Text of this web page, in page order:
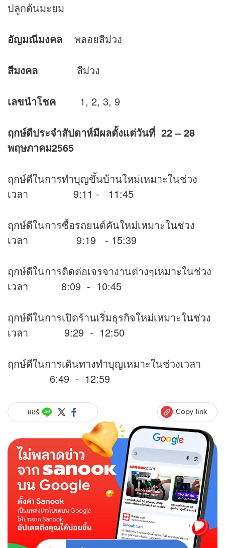
ปลูกต้นมะยม
อัญมณีมงคล พลอยสีม่วง
สีมงคล สีม่วง
เลขนำโชค 1, 2, 3, 9
ฤกษ์ดีประจำสัปดาห์มีผลตั้งแต่วันที่ 22– 28
พฤษภาคม2565
ฤกษ์ดีในการทำบุญขึ้นบ้านใหม่เหมาะในช่วง
เวลา 9:11 - 11:45
ฤกษ์ดีในการซื้อรถยนต์คันใหม่เหมาะในช่วง
เวลา 9:19 - 15:39
ฤกษ์ดีในการติดต่อเจรจางานต่างๆเหมาะในช่วง
เวลา 8:09 - 10:45
ฤกษ์ดีในการเปิดร้านเริ่มธุรกิจใหม่เหมาะในช่วง
เวลา 9:29 - 12:50
ฤกษ์ดีในการเดินทางทำบุญเหมาะในช่วงเวลา
6:49 - 12:59
แชร์ Copy link